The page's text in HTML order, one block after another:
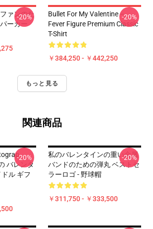
ァンのた
ーカー
-20%
Bullet For My Valentine –
Fever Figure Premium Classic
T-Shirt
￥384,250 - ￥442,250
-20%
もっと見る
関連商品
バレンタ
ル ギフ
-20%
私のバレンタインの重い金属
バンドのための弾丸 ベストセ
ラーロゴ - 野球帽
￥311,750 - ￥333,500
-20%